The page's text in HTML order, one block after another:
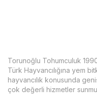
Torunoğlu Tohumculuk
Türk Hayvancılığına yem
hayvancılık konusunda
çok değerli hizmetler